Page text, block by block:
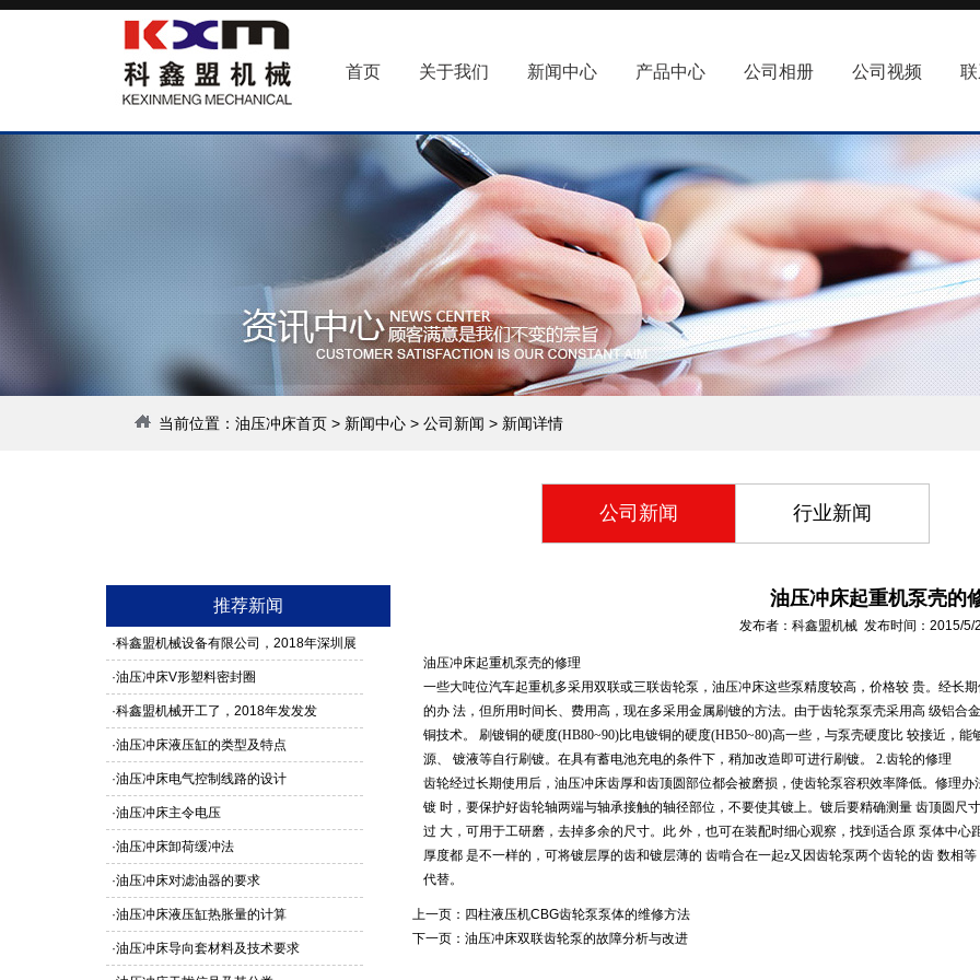
首页 关于我们 新闻中心 产品中心 公司相册 公司视频
当前位置： 油压冲床首页 > 新闻中心 > 公司新闻 > 新闻详情
公司新闻 行业新闻
推荐新闻
·科鑫盟机械设备有限公司，2018年深圳展
馆3G24号，欢迎新老客户莅临参观
·油压冲床V形塑料密封圈
·科鑫盟机械开工了，2018年发发发
·油压冲床液压缸的类型及特点
·油压冲床电气控制线路的设计
·油压冲床主令电压
·油压冲床卸荷缓冲法
·油压冲床对滤油器的要求
·油压冲床液压缸热胀量的计算
·油压冲床导向套材料及技术要求
油压冲床起重机泵壳的
发布者：科鑫盟机械 发布时间：2015/5/
油压冲床起重机泵壳的修理
一些大吨位汽车起重机多采用双联或三联齿轮泵， 油压冲床这些泵精度较高，价格较 贵。经长
的办 法，但所用时间长、费用高，现在多采用金属刷镀的方法。由于齿轮泵泵壳采用高 级铝合
铜技术。 刷镀铜的硬度(HB80~90)比电镀铜的硬度(HB50~80)高一些，与泵壳硬度比 较接近，
源、 镀液等自行刷镀。在具有蓄电池充电的条件下，稍加改造即可进行刷镀。 2.齿轮的修理
齿轮经过长期使用后， 油压冲床齿厚和齿顶圆部位都会被磨损，使齿轮泵容积效率降低。修理办
镀 时，要保护好齿轮轴两端与轴承接触的轴径部位，不要使其镀上。镀后要精确测量 齿顶圆尺
过 大，可用于工研磨，去掉多余的尺寸。此 外，也可在装配时细心观察，找到适合原 泵体中
厚度都 是不一样的，可将镀层厚的齿和镀层薄的 齿啃合在一起z又因齿轮泵两个齿轮的齿 数相
代替。
上一页： 四柱液压机CBG齿轮泵泵体的维修方法
下一页： 油压冲床双联齿轮泵的故障分析与改进